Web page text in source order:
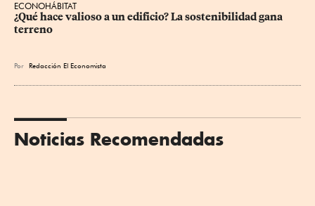
ECONOHÁBITAT
¿Qué hace valioso a un edificio? La sostenibilidad gana
terreno
Por Redacción El Economista
Noticias Recomendadas